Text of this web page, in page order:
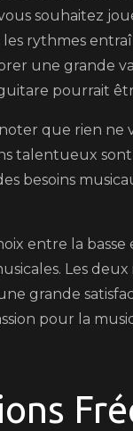
souhaitez
rythmes
une grande
guitare pourrait
que rien ne
talentueux sont
besoins
entre la
Les
grande
pour la